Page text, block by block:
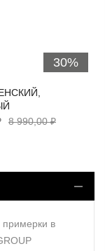
30%
8 990,00 ₽
в